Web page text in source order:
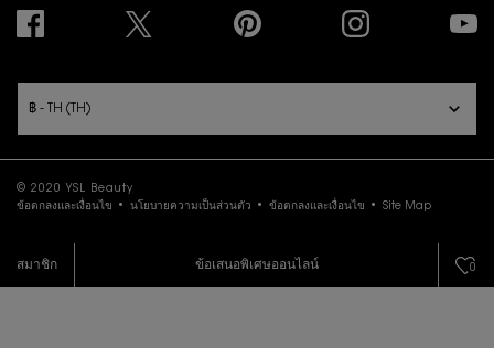
฿ - TH (TH)
© 2020 YSL Beauty
ข้อตกลงและเงื่อนไข
นโยบายความเป็นส่วนตัว ข้อตกลงและเงื่อนไข Site Map
สมาชิก ข้อเสนอพิเศษออนไลน์ 0